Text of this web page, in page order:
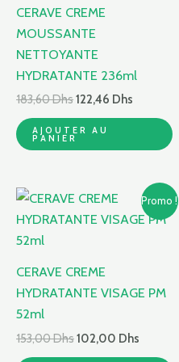
CERAVE CREME
MOUSSANTE
NETTOYANTE
HYDRATANTE 236ml
183,60Dhs122,46 Dhs
AJOUTER AU
PANIER
Promo !
CERAVE CREME
HYDRATANTE VISAGE PM
52ml
153,00Dhs
Le
initial
102,00 Dhs
Le
prix
actuel